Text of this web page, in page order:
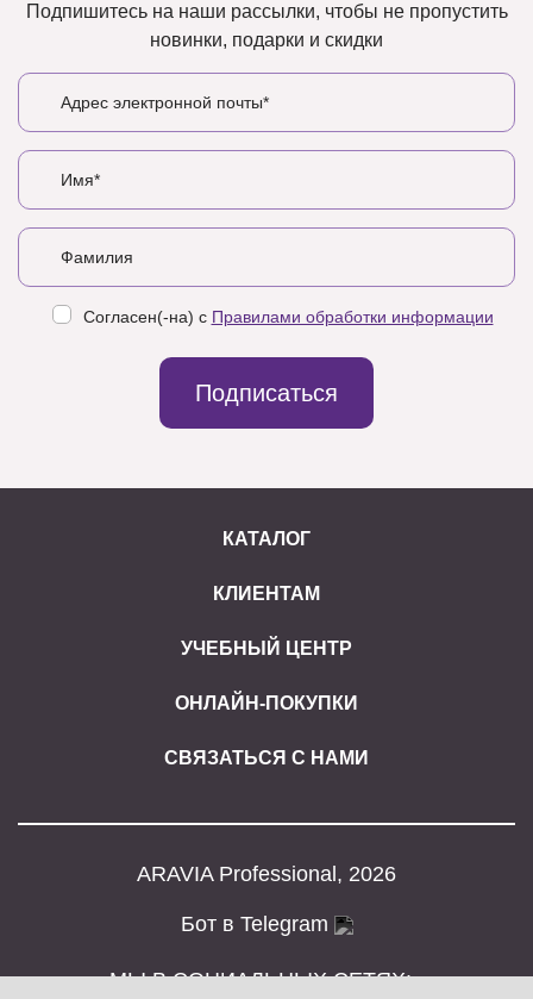
Подпишитесь на наши рассылки, чтобы не пропустить
новинки, подарки и скидки
Согласен(-на) с Правилами обработки информации
Подписаться
КАТАЛОГ
КЛИЕНТАМ
УЧЕБНЫЙ ЦЕНТР
ОНЛАЙН-ПОКУПКИ
СВЯЗАТЬСЯ С НАМИ
ARAVIA Professional, 2026
Бот в Telegram
МЫ В СОЦИАЛЬНЫХ СЕТЯХ: